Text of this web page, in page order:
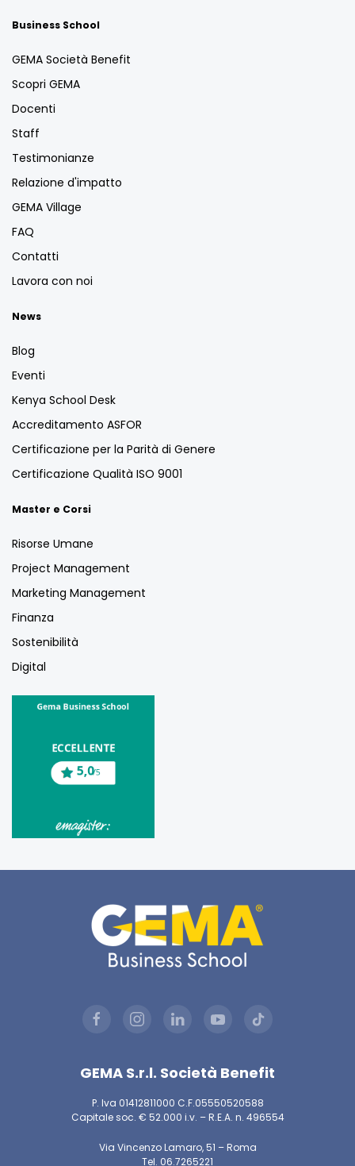
Business School
GEMA Società Benefit
Scopri GEMA
Docenti
Staff
Testimonianze
Relazione d'impatto
GEMA Village
FAQ
Contatti
Lavora con noi
News
Blog
Eventi
Kenya School Desk
Accreditamento ASFOR
Certificazione per la Parità di Genere
Certificazione Qualità ISO 9001
Master e Corsi
Risorse Umane
Project Management
Marketing Management
Finanza
Sostenibilità
Digital
GEMA S.r.l. Società Benefit
P. Iva 01412811000 C.F.05550520588
Capitale soc. € 52.000 i.v. – R.E.A. n. 496554
Via Vincenzo Lamaro, 51 – Roma
Tel. 06.7265221